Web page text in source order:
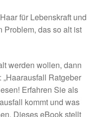
für Lebenskraft und
Problem, das so alt ist
werden wollen, dann
Ratgeber
Erfahren Sie als
kommt und was
Dieses eBook stellt